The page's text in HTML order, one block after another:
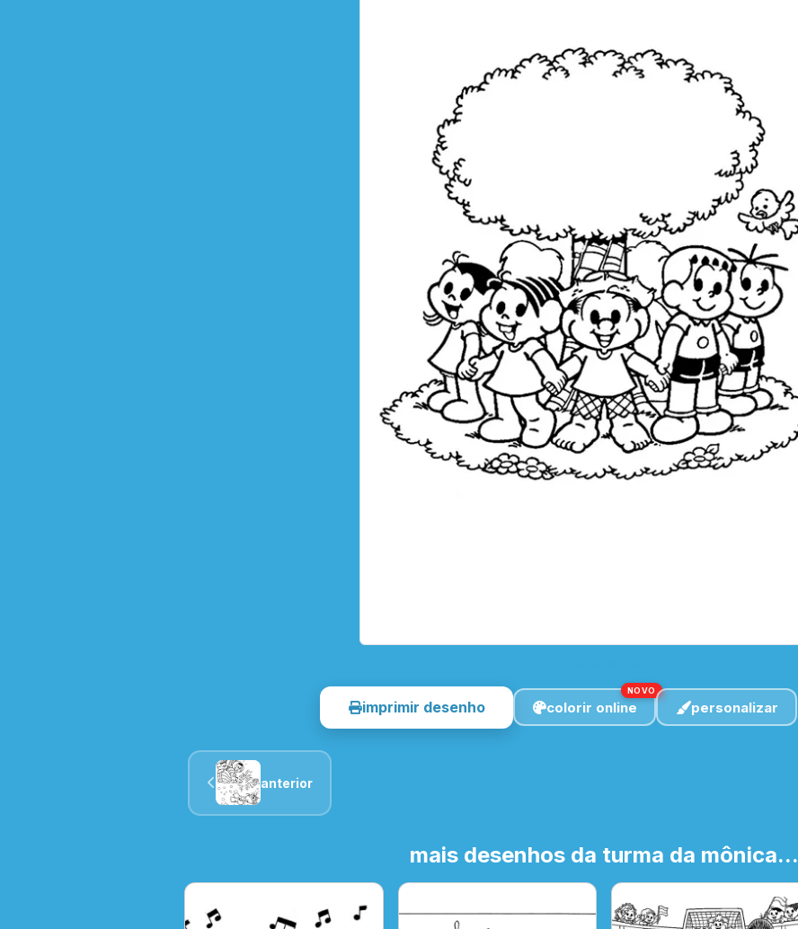
imprimir desenho colorir online
NOVO
personalizar
anterior
mais desenhos da turma da mônica...